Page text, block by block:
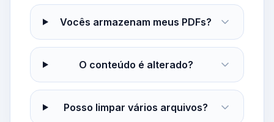
Vocês armazenam meus PDFs?
O conteúdo é alterado?
Posso limpar vários arquivos?